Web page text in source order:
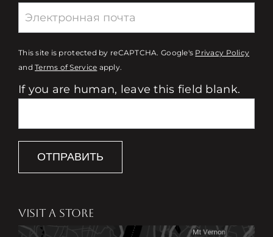
This site is protected by reCAPTCHA. Google's Privacy Policy
andTerms of Service apply.
If you are human, leave this field blank.
ОТПРАВИТЬ
VISIT A STORE